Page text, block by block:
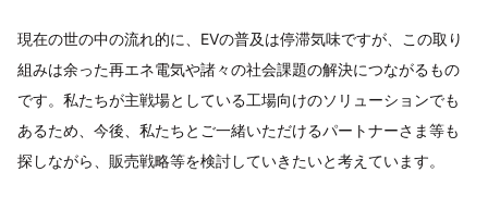
現在の世の中の流れ的に、EVの普及は停滞気味ですが、この取り
組みは余った再エネ電気や諸々の社会課題の解決につながるもの
です。私たちが主戦場としている工場向けのソリューションでも
あるため、今後、私たちとご一緒いただけるパートナーさま等も
探しながら、販売戦略等を検討していきたいと考えています。